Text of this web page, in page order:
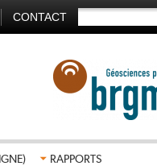
RECHERCHER
CONTACT
RAPPORTS